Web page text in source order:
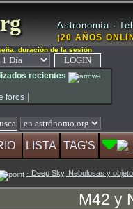
Astronomía ·
¡20 AÑOS
duración de la sesión
recientes
foros |
LISTA TAG'S
· Deep Sky, Nebulosas y
M42 y